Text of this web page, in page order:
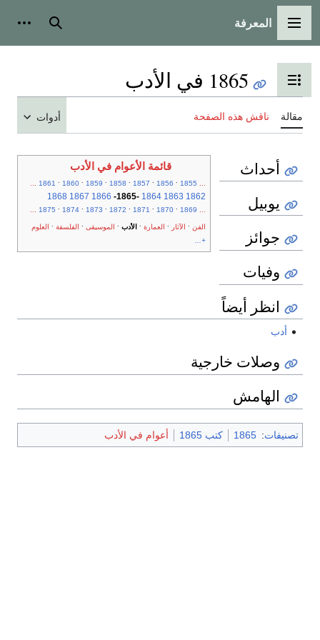
القائمة الرئيسية
المعرفة بحث
تبديل عرض جدول المحتويات
1865 في الأدب
مقالة ناقش هذه الصفحة أدوات
قائمة الأعوام في الأدب
...
1855
1856
1857
1858
1859
1860
1861
...
1862
1863
1864
-
1865
-
1866
1867
1868
...
1869
1870
1871
1872
1873
1874
1875
...
الفن الآثار العمارة الأدب الموسيقى الفلسفة
العلوم
+...
أحداث
يوبيل
جوائز
وفيات
انظر أيضاً
أدب
وصلات خارجية
الهامش
تصنيفات:
1865 كتب 1865 أعوام في الأدب